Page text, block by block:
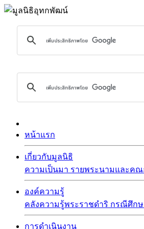
หน้าแรก
เกี่ยวกับมูลนิธิ
ความเป็นมา รายพระนามและคณ
องค์ความรู้
คลังความรู้พระราชดำริ กรณีศึกษ
การดำเนินงาน